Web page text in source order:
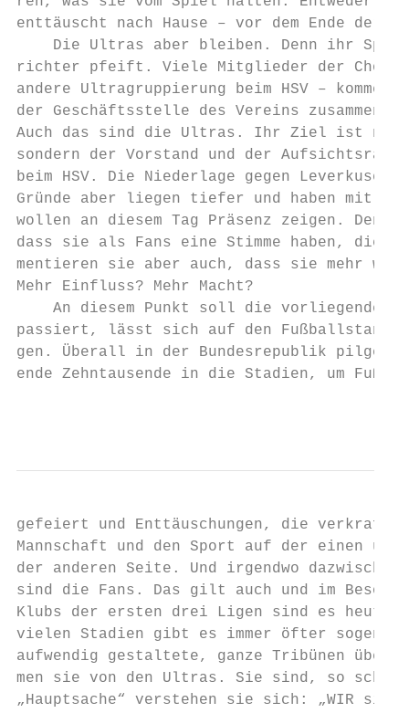
enttäuscht nach Hause – vor dem Ende der
Die Ultras aber bleiben. Denn ihr
richter pfeift. Viele Mitglieder der Chosen
andere Ultragruppierung beim HSV – kommen
der Geschäftsstelle des Vereins zusammen,
Auch das sind die Ultras. Ihr Ziel ist nun
sondern der Vorstand und der Aufsichtsrat
beim HSV. Die Niederlage gegen
Gründe aber liegen tiefer und haben mit
wollen an diesem Tag Präsenz zeigen. Den
dass sie als Fans eine Stimme haben, die
mentieren sie aber auch, dass sie mehr
Mehr Einfluss? Mehr Macht?
An diesem Punkt soll die vorliegende
passiert, lässt sich auf den
gen. Überall in der Bundesrepublik pilgern
ende Zehntausende in die Stadien, um
gefeiert und Enttäuschungen, die
Mannschaft und den Sport auf der einen und
der anderen Seite. Und irgendwo
sind die Fans. Das gilt auch und im
Klubs der ersten drei Ligen sind es heute
vielen Stadien gibt es immer öfter
aufwendig gestaltete, ganze Tribünen
men sie von den Ultras. Sie sind, so
„Hauptsache“ verstehen sie sich: „WIR